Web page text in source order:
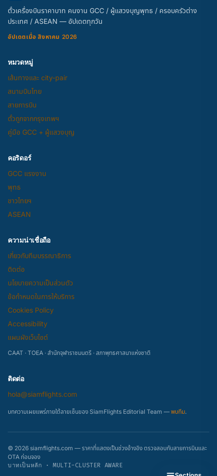
ตั๋วเครื่องบินราคาบาท คนงาน GCC / ผู้แสวงบุญพุทธ / ครอบครัวต่าง
ประเทศ / ASEAN — อัปเดตทุกวัน
อัปเดตเมื่อ สิงหาคม 2026
หมวดหมู่
เส้นทางและ city-pair
สนามบินไทย
สายการบิน
ตั๋วถูกจากกรุงเทพฯ
คู่มือ GCC + ผู้แสวงบุญ
คอริดอร์
GCC แรงงาน
พุทธ
ชาวไทยฯ
ASEAN
ความน่าเชื่อถือ
เกี่ยวกับทีมบรรณาธิการ
ติดต่อ
นโยบายความเป็นส่วนตัว
ข้อกำหนดในการให้บริการ
Cookies Policy
Accessibility
แผนผังเว็บไซต์
CAAT · TOEA · สำนักจุฬาราชมนตรี · สภาพุทธศาสนาแห่งชาติ
ติดต่อ
hola@siamflights.com
บทความเผยแพร่ภายใต้ลายเซ็นของ SiamFlights Editorial Team — พบทีม.
© 2026 siamflights.com — ราคาที่แสดงเป็นช่วงอ้างอิง ตรวจสอบกับสายการบินและ
OTA ก่อนจอง
บาทเป็นหลัก · MULTI-CLUSTER AWARE